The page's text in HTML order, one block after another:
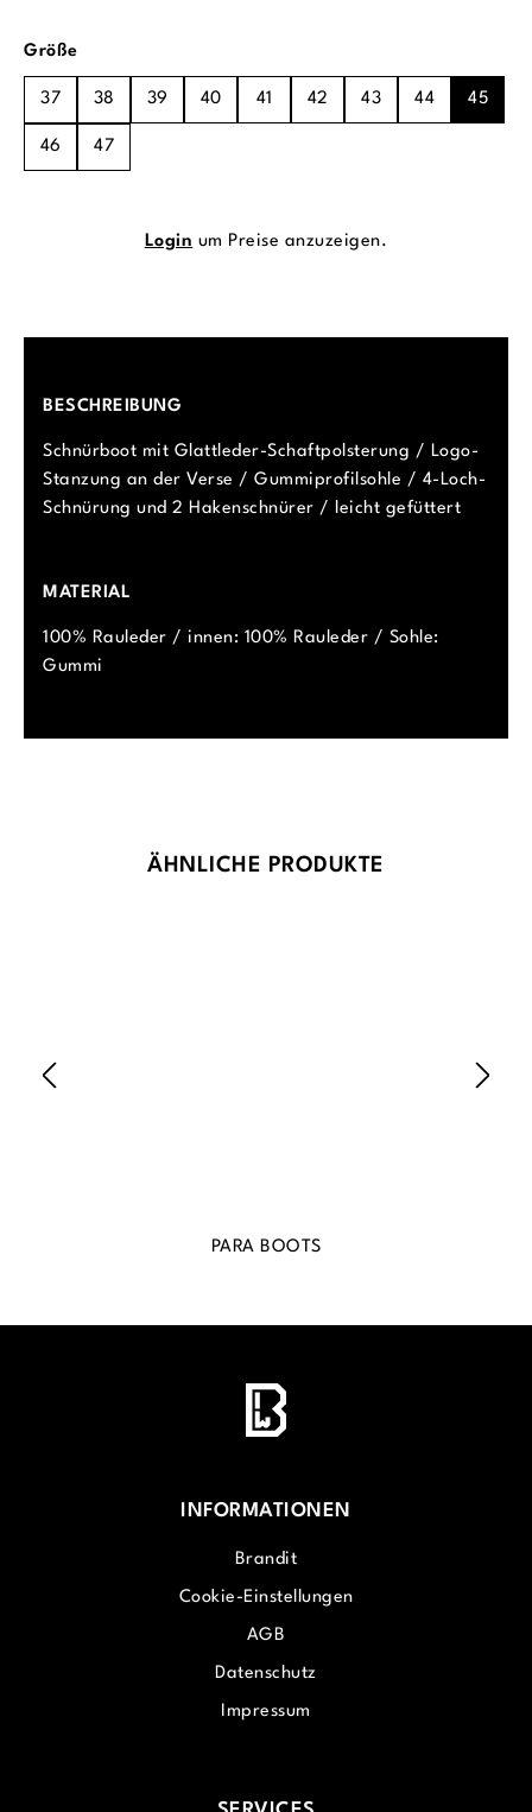
Größeauswählen
37 38 39 40 41 42 43 44 45
46 47
Login um Preise anzuzeigen.
BESCHREIBUNG
Schnürboot mit Glattleder-Schaftpolsterung / Logo-
Stanzung an der Verse / Gummiprofilsohle / 4-Loch-
Schnürung und 2 Hakenschnürer / leicht gefüttert
MATERIAL
100% Rauleder / innen: 100% Rauleder / Sohle:
Gummi
Produktgalerie überspringen
ÄHNLICHE PRODUKTE
PARA BOOTS
INFORMATIONEN
Brandit
Cookie-Einstellungen
AGB
Datenschutz
Impressum